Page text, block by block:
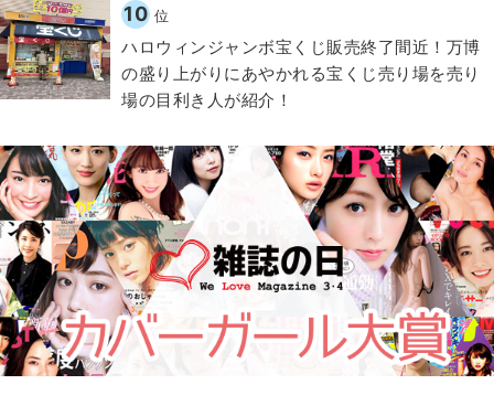
10 位
ハロウィンジャンボ宝くじ販売終了間近！万博
の盛り上がりにあやかれる宝くじ売り場を売り
場の目利き人が紹介！